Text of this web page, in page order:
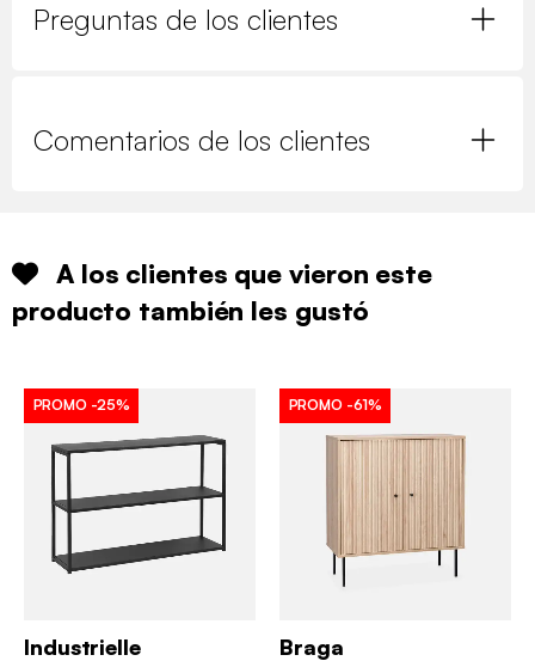
Preguntas de los clientes
Comentarios de los clientes
A los clientes que vieron este
producto también les gustó
PROMO -25%
Industrielle
PROMO -61%
Braga